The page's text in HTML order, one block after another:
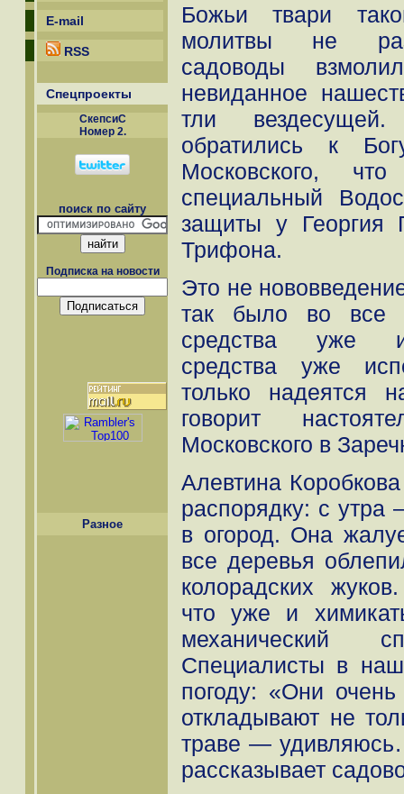
E-mail
RSS
Спецпроекты
СкепсиС
Номер 2.
поиск по сайту
Подписка на новости
Разное
Божьи твари
молитвы не
садоводы
невиданное
тли
обратились к
Московского,
специальный
защиты у Георгия
Трифона.
Это не
так было во все
средства уже
средства уже
только
говорит
Московского в
Алевтина
распорядку: с
в огород. Она
все деревья
колорадских
что уже и
механический
Специалисты в
погоду: «Они
откладывают не
траве —
рассказывает